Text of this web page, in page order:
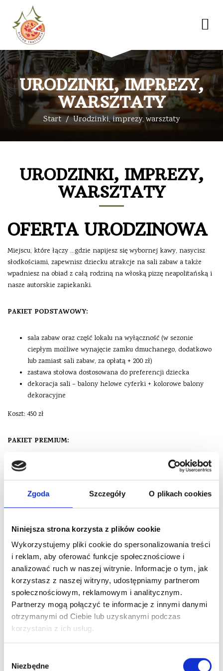
Zgoda Szczegóły O plikach cookies
Niniejsza strona korzysta z plików cookie
Wykorzystujemy pliki cookie do spersonalizowania treści
i reklam, aby oferować funkcje społecznościowe i
analizować ruch w naszej witrynie. Informacje o tym, jak
korzystasz z naszej witryny, udostępniamy partnerom
społecznościowym, reklamowym i analitycznym.
Partnerzy mogą połączyć te informacje z innymi danymi
otrzymanymi od Ciebie lub uzyskanymi podczas
korzystania z ich usług.
zgody
Niezbędne
URODZINKI, IMPREZY,
WARSZTATY
Start Urodzinki, imprezy, warsztaty
URODZINKI, IMPREZY,
WARSZTATY
OFERTA URODZINOWA
Miejscu, które łączy …gdzie napijesz się wybornej kawy, nasycisz
słodkościami, zapewnisz dziecku atrakcje na sali zabaw a także
wpadniesz na obiad z całą rodziną na włoską pizzę neapolitańską i
nasze autorskie zapiekanki.
PAKIET PODSTAWOWY:
sala zabaw oraz część lokalu na wyłączność (w sezonie
ciepłym możliwe wynajęcie zamku dmuchanego, dodatkowo
lub zamiast sali zabaw, za opłatą + 200 zł)
zastawa stołowa dostosowana do preferencji dziecka
dekoracja sali – balony helowe cyferki + kolorowe balony
dekoracyjne
Koszt: 450 zł
PAKIET PREMIUM:
słodkie / słone przekąski, woda, soki, napoje,
lody lub gofry do wyboru oraz frytki lub pizza do wyboru
Koszt: 650 zł
PAKIET FUN & PLAY:
zakres Pakietu Premium
opieka i atrakcje stworzone przez wykwalifikowanego
Animatora (możliwe warsztaty z wykonywania własnej pizzy
+ 30 zł /os.)
Koszt: 850 zł
Oferta urodzinowa obowiązuje w dni powszednie. W weekendy
do 10 dzieci włącznie (liczymy solenizanta). Dopłata za większą